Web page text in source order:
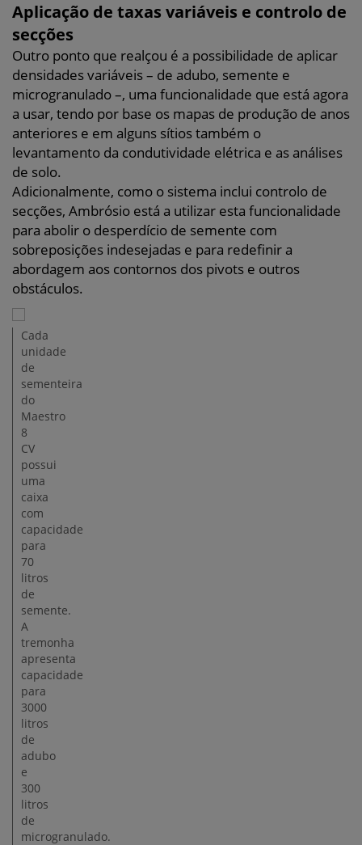
Aplicação de taxas variáveis e controlo de
secções
Outro ponto que realçou é a possibilidade de aplicar
densidades variáveis – de adubo, semente e
microgranulado –, uma funcionalidade que está agora
a usar, tendo por base os mapas de produção de anos
anteriores e em alguns sítios também o
levantamento da condutividade elétrica e as análises
de solo.
Adicionalmente, como o sistema inclui controlo de
secções, Ambrósio está a utilizar esta funcionalidade
para abolir o desperdício de semente com
sobreposições indesejadas e para redefinir a
abordagem aos contornos dos pivots e outros
obstáculos.
Cada
unidade
de
sementeira
do
Maestro
8
CV
possui
uma
caixa
com
capacidade
para
70
litros
de
semente.
A
tremonha
apresenta
capacidade
para
3000
litros
de
adubo
e
300
litros
de
microgranulado.